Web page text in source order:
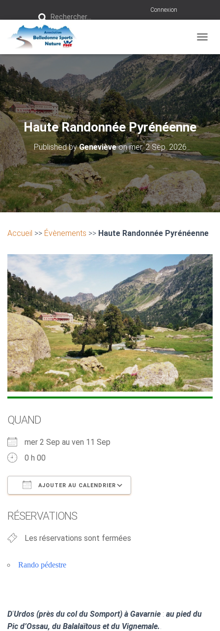
:
Rechercher…
Connexion
Haute Randonnée Pyrénéenne
Published byGenevièveonmer. 2 Sep. 2026
Accueil >> Évènements >> Haute Randonnée Pyrénéenne
QUAND
mer 2 Sep au ven 11 Sep
0 h 00
AJOUTER AU CALENDRIER
RÉSERVATIONS
Les réservations sont fermées
Rando pédestre
D‘Urdos (près du col du Somport) à Gavarnie : au pied du
Pic d’Ossau, du Balalaïtous et du Vignemale.